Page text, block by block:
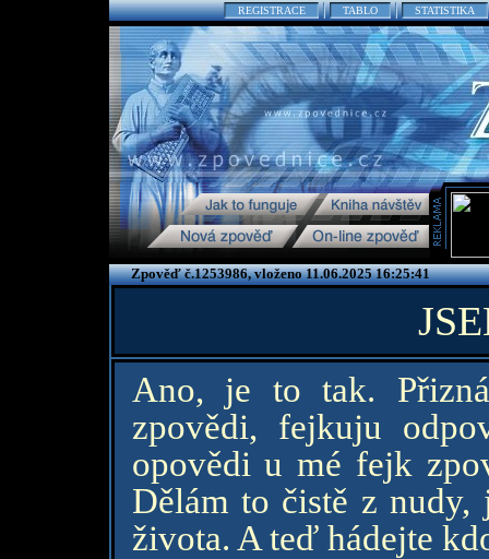
REGISTRACE TABLO STATISTIKA
Zpověď č.1253986, vloženo 11.06.2025 16:25:41
Ano, je to tak.
zpovědi, fejkuju
opovědi u mé fejk
Dělám to čistě z nudy,
života. A teď hádejte